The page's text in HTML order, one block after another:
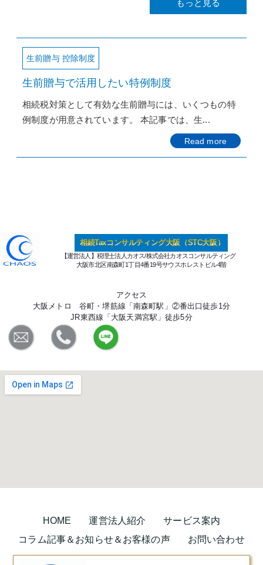
もっと見る
生前贈与 控除制度
生前贈与で活用したい特例制度
相続税対策として有効な生前贈与には、いくつもの特
例制度が用意されています。 本記事では、生...
Read more
相続Taxコンサルティング大阪（STC大阪）
【運営法人】税理士法人カオス/株式会社カオスコンサルティング
大阪市北区南森町1丁目4番19号サウスホレストビル4階
アクセス
大阪メトロ 谷町・堺筋線「南森町駅」②番出口徒歩1分
JR東西線「大阪天満宮駅」徒歩5分
HOME 運営法人紹介
サービス案内
コラム記事＆お知らせ＆お客様の声
お問い合わせ